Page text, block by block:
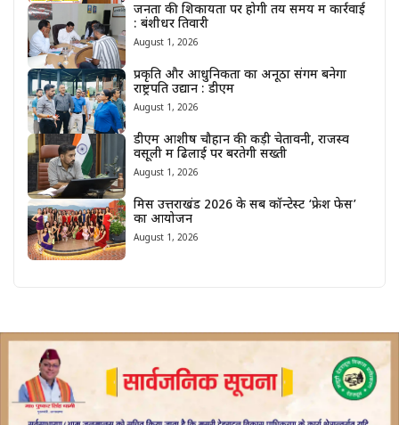
जनता की शिकायतों पर होगी तय समय में कार्रवाई
: बंशीधर तिवारी
August 1, 2026
प्रकृति और आधुनिकता का अनूठा संगम बनेगा
राष्ट्रपति उद्यान : डीएम
August 1, 2026
डीएम आशीष चौहान की कड़ी चेतावनी, राजस्व
वसूली में ढिलाई पर बरतेगी सख्ती
August 1, 2026
मिस उत्तराखंड 2026 के सब कॉन्टेस्ट ‘फ्रेश फेस’
का आयोजन
August 1, 2026